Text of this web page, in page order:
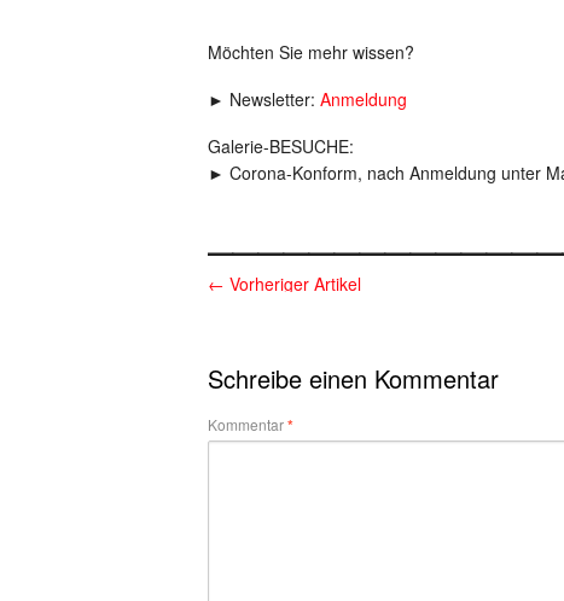
Möchten Sie mehr wissen?
► Newsletter: Anmeldung
Galerie-BESUCHE:
► Corona-Konform, nach Anmeldung unter
← Vorheriger Artikel
Schreibe einen Kommentar
Kommentar*